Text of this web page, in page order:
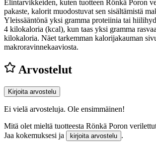
Elintarvikkeiden, kuten tuotteen Rönkä Poron
pakaste, kalorit muodostuvat sen sisältämistä
Yleissääntönä yksi gramma proteiinia tai
4 kilokaloria (kcal), kun taas yksi gramma
kilokaloria. Näet tarkemman kalorijakauman
makroravinnekaaviosta.
Arvostelut
Kirjoita arvostelu
Ei vielä arvosteluja. Ole ensimmäinen!
Mitä olet mieltä tuotteesta Rönkä Poron
Jaa kokemuksesi ja
kirjoita arvostelu .